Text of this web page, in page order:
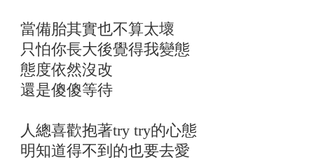
當備胎其實也不算太壞
只怕你長大後覺得我變態
態度依然沒改
還是傻傻等待
人總喜歡抱著try try的心態
明知道得不到的也要去愛